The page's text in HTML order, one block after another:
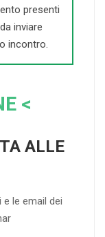
presenti
inviare
incontro.
<
ALLE
le email dei